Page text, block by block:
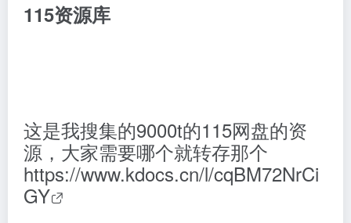
115资源库
这是我搜集的9000t的115网盘的资
源，大家需要哪个就转存那个
https://www.kdocs.cn/l/cqBM72NrCi
GY